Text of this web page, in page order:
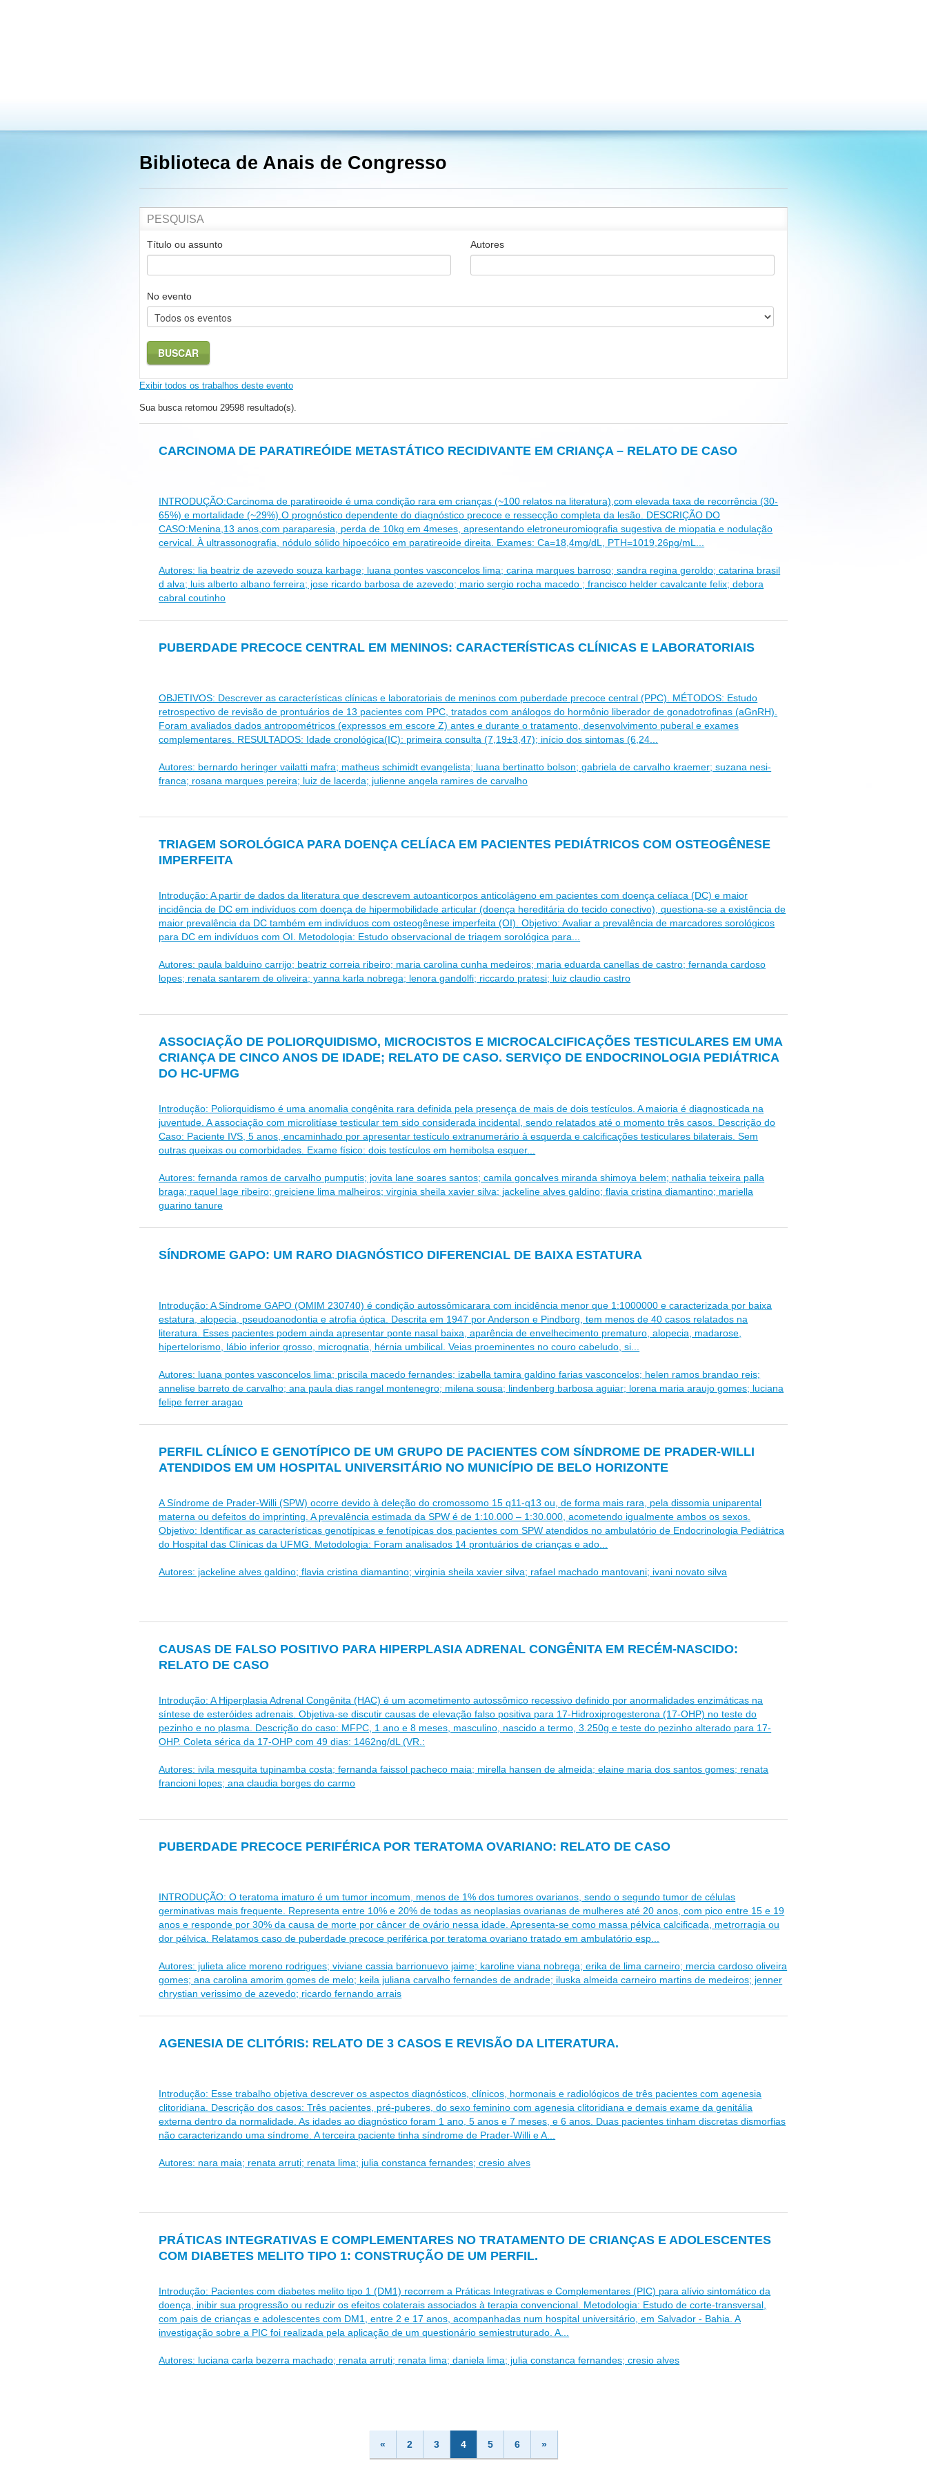
Biblioteca de Anais de Congresso
PESQUISA
Título ou assunto Autores
No evento
BUSCAR
Exibir todos os trabalhos deste evento
Sua busca retornou 29598 resultado(s).
CARCINOMA DE PARATIREÓIDE METASTÁTICO RECIDIVANTE EM CRIANÇA – RELATO DE CASO
INTRODUÇÃO:Carcinoma de paratireoide é uma condição rara em crianças (~100 relatos na literatura),com elevada taxa de recorrência (30-
65%) e mortalidade (~29%).O prognóstico dependente do diagnóstico precoce e ressecção completa da lesão. DESCRIÇÃO DO
CASO:Menina,13 anos,com paraparesia, perda de 10kg em 4meses, apresentando eletroneuromiografia sugestiva de miopatia e nodulação
cervical. À ultrassonografia, nódulo sólido hipoecóico em paratireoide direita. Exames: Ca=18,4mg/dL, PTH=1019,26pg/mL...
Autores: lia beatriz de azevedo souza karbage; luana pontes vasconcelos lima; carina marques barroso; sandra regina geroldo; catarina brasil
d alva; luis alberto albano ferreira; jose ricardo barbosa de azevedo; mario sergio rocha macedo ; francisco helder cavalcante felix; debora
cabral coutinho
PUBERDADE PRECOCE CENTRAL EM MENINOS: CARACTERÍSTICAS CLÍNICAS E LABORATORIAIS
OBJETIVOS: Descrever as características clínicas e laboratoriais de meninos com puberdade precoce central (PPC). MÉTODOS: Estudo
retrospectivo de revisão de prontuários de 13 pacientes com PPC, tratados com análogos do hormônio liberador de gonadotrofinas (aGnRH).
Foram avaliados dados antropométricos (expressos em escore Z) antes e durante o tratamento, desenvolvimento puberal e exames
complementares. RESULTADOS: Idade cronológica(IC): primeira consulta (7,19±3,47); início dos sintomas (6,24...
Autores: bernardo heringer vailatti mafra; matheus schimidt evangelista; luana bertinatto bolson; gabriela de carvalho kraemer; suzana nesi-
franca; rosana marques pereira; luiz de lacerda; julienne angela ramires de carvalho
TRIAGEM SOROLÓGICA PARA DOENÇA CELÍACA EM PACIENTES PEDIÁTRICOS COM OSTEOGÊNESE
IMPERFEITA
Introdução: A partir de dados da literatura que descrevem autoanticorpos anticolágeno em pacientes com doença celíaca (DC) e maior
incidência de DC em indivíduos com doença de hipermobilidade articular (doença hereditária do tecido conectivo), questiona-se a existência de
maior prevalência da DC também em indivíduos com osteogênese imperfeita (OI). Objetivo: Avaliar a prevalência de marcadores sorológicos
para DC em indivíduos com OI. Metodologia: Estudo observacional de triagem sorológica para...
Autores: paula balduino carrijo; beatriz correia ribeiro; maria carolina cunha medeiros; maria eduarda canellas de castro; fernanda cardoso
lopes; renata santarem de oliveira; yanna karla nobrega; lenora gandolfi; riccardo pratesi; luiz claudio castro
ASSOCIAÇÃO DE POLIORQUIDISMO, MICROCISTOS E MICROCALCIFICAÇÕES TESTICULARES EM UMA
CRIANÇA DE CINCO ANOS DE IDADE; RELATO DE CASO. SERVIÇO DE ENDOCRINOLOGIA PEDIÁTRICA
DO HC-UFMG
Introdução: Poliorquidismo é uma anomalia congênita rara definida pela presença de mais de dois testículos. A maioria é diagnosticada na
juventude. A associação com microlitíase testicular tem sido considerada incidental, sendo relatados até o momento três casos. Descrição do
Caso: Paciente IVS, 5 anos, encaminhado por apresentar testículo extranumerário à esquerda e calcificações testiculares bilaterais. Sem
outras queixas ou comorbidades. Exame físico: dois testículos em hemibolsa esquer...
Autores: fernanda ramos de carvalho pumputis; jovita lane soares santos; camila goncalves miranda shimoya belem; nathalia teixeira palla
braga; raquel lage ribeiro; greiciene lima malheiros; virginia sheila xavier silva; jackeline alves galdino; flavia cristina diamantino; mariella
guarino tanure
SÍNDROME GAPO: UM RARO DIAGNÓSTICO DIFERENCIAL DE BAIXA ESTATURA
Introdução: A Síndrome GAPO (OMIM 230740) é condição autossômicarara com incidência menor que 1:1000000 e caracterizada por baixa
estatura, alopecia, pseudoanodontia e atrofia óptica. Descrita em 1947 por Anderson e Pindborg, tem menos de 40 casos relatados na
literatura. Esses pacientes podem ainda apresentar ponte nasal baixa, aparência de envelhecimento prematuro, alopecia, madarose,
hipertelorismo, lábio inferior grosso, micrognatia, hérnia umbilical. Veias proeminentes no couro cabeludo, si...
Autores: luana pontes vasconcelos lima; priscila macedo fernandes; izabella tamira galdino farias vasconcelos; helen ramos brandao reis;
annelise barreto de carvalho; ana paula dias rangel montenegro; milena sousa; lindenberg barbosa aguiar; lorena maria araujo gomes; luciana
felipe ferrer aragao
PERFIL CLÍNICO E GENOTÍPICO DE UM GRUPO DE PACIENTES COM SÍNDROME DE PRADER-WILLI
ATENDIDOS EM UM HOSPITAL UNIVERSITÁRIO NO MUNICÍPIO DE BELO HORIZONTE
A Síndrome de Prader-Willi (SPW) ocorre devido à deleção do cromossomo 15 q11-q13 ou, de forma mais rara, pela dissomia uniparental
materna ou defeitos do imprinting. A prevalência estimada da SPW é de 1:10.000 – 1:30.000, acometendo igualmente ambos os sexos.
Objetivo: Identificar as características genotípicas e fenotípicas dos pacientes com SPW atendidos no ambulatório de Endocrinologia Pediátrica
do Hospital das Clínicas da UFMG. Metodologia: Foram analisados 14 prontuários de crianças e ado...
Autores: jackeline alves galdino; flavia cristina diamantino; virginia sheila xavier silva; rafael machado mantovani; ivani novato silva
CAUSAS DE FALSO POSITIVO PARA HIPERPLASIA ADRENAL CONGÊNITA EM RECÉM-NASCIDO:
RELATO DE CASO
Introdução: A Hiperplasia Adrenal Congênita (HAC) é um acometimento autossômico recessivo definido por anormalidades enzimáticas na
síntese de esteróides adrenais. Objetiva-se discutir causas de elevação falso positiva para 17-Hidroxiprogesterona (17-OHP) no teste do
pezinho e no plasma. Descrição do caso: MFPC, 1 ano e 8 meses, masculino, nascido a termo, 3.250g e teste do pezinho alterado para 17-
OHP. Coleta sérica da 17-OHP com 49 dias: 1462ng/dL (VR.:
Autores: ivila mesquita tupinamba costa; fernanda faissol pacheco maia; mirella hansen de almeida; elaine maria dos santos gomes; renata
francioni lopes; ana claudia borges do carmo
PUBERDADE PRECOCE PERIFÉRICA POR TERATOMA OVARIANO: RELATO DE CASO
INTRODUÇÃO: O teratoma imaturo é um tumor incomum, menos de 1% dos tumores ovarianos, sendo o segundo tumor de células
germinativas mais frequente. Representa entre 10% e 20% de todas as neoplasias ovarianas de mulheres até 20 anos, com pico entre 15 e 19
anos e responde por 30% da causa de morte por câncer de ovário nessa idade. Apresenta-se como massa pélvica calcificada, metrorragia ou
dor pélvica. Relatamos caso de puberdade precoce periférica por teratoma ovariano tratado em ambulatório esp...
Autores: julieta alice moreno rodrigues; viviane cassia barrionuevo jaime; karoline viana nobrega; erika de lima carneiro; mercia cardoso oliveira
gomes; ana carolina amorim gomes de melo; keila juliana carvalho fernandes de andrade; iluska almeida carneiro martins de medeiros; jenner
chrystian verissimo de azevedo; ricardo fernando arrais
AGENESIA DE CLITÓRIS: RELATO DE 3 CASOS E REVISÃO DA LITERATURA.
Introdução: Esse trabalho objetiva descrever os aspectos diagnósticos, clínicos, hormonais e radiológicos de três pacientes com agenesia
clitoridiana. Descrição dos casos: Três pacientes, pré-puberes, do sexo feminino com agenesia clitoridiana e demais exame da genitália
externa dentro da normalidade. As idades ao diagnóstico foram 1 ano, 5 anos e 7 meses, e 6 anos. Duas pacientes tinham discretas dismorfias
não caracterizando uma síndrome. A terceira paciente tinha síndrome de Prader-Willi e A...
Autores: nara maia; renata arruti; renata lima; julia constanca fernandes; cresio alves
PRÁTICAS INTEGRATIVAS E COMPLEMENTARES NO TRATAMENTO DE CRIANÇAS E ADOLESCENTES
COM DIABETES MELITO TIPO 1: CONSTRUÇÃO DE UM PERFIL.
Introdução: Pacientes com diabetes melito tipo 1 (DM1) recorrem a Práticas Integrativas e Complementares (PIC) para alívio sintomático da
doença, inibir sua progressão ou reduzir os efeitos colaterais associados à terapia convencional. Metodologia: Estudo de corte-transversal,
com pais de crianças e adolescentes com DM1, entre 2 e 17 anos, acompanhadas num hospital universitário, em Salvador - Bahia. A
investigação sobre a PIC foi realizada pela aplicação de um questionário semiestruturado. A...
Autores: luciana carla bezerra machado; renata arruti; renata lima; daniela lima; julia constanca fernandes; cresio alves
« 2 3 4 5 6 »